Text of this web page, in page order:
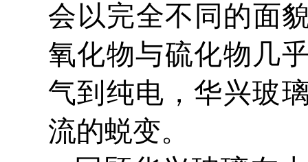
会以完全不同的面
氧化物与硫化物几
气到纯电，华兴玻
流的蜕变。